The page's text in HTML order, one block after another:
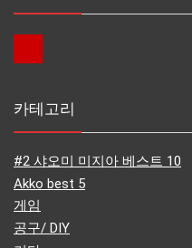
카테고리
#2 샤오미 미지아 베스트 10
Akko best 5
게임
공구/ DIY